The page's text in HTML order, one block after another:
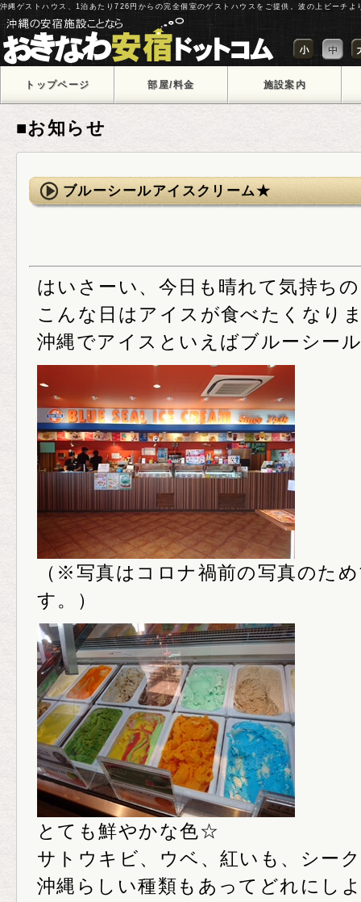
沖縄ゲストハウス、1泊あたり726円からの完全個室のゲストハウスをご提供。波の上ビーチ
トップページ 部屋/料金 施設案内
■お知らせ
ブルーシールアイスクリーム★
はいさーい、今日も晴れて気持ち
こんな日はアイスが食べたくなり
沖縄でアイスといえばブルーシー
（※写真はコロナ禍前の写真のた
す。）
とても鮮やかな色☆
サトウキビ、ウベ、紅いも、シー
沖縄らしい種類もあってどれにし